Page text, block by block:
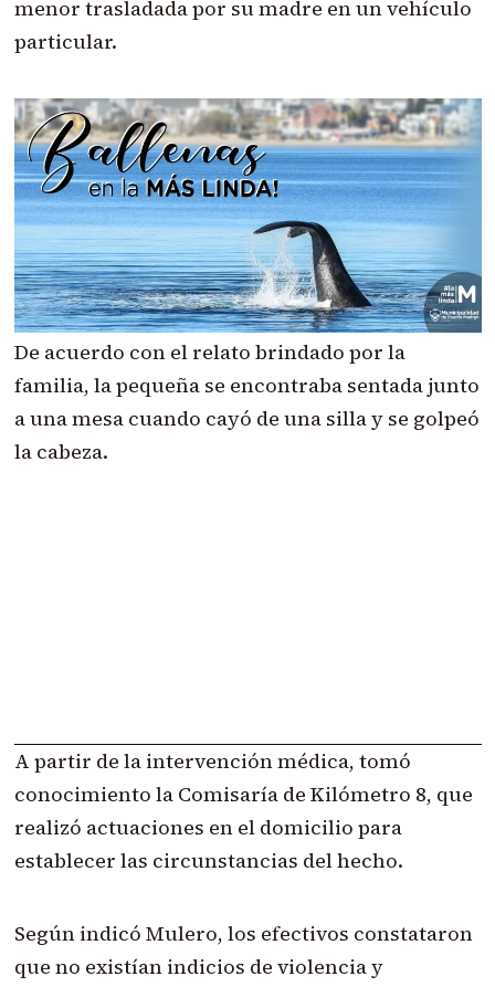
menor trasladada por su madre en un vehículo
particular.
De acuerdo con el relato brindado por la
familia, la pequeña se encontraba sentada junto
a una mesa cuando cayó de una silla y se golpeó
la cabeza.
A partir de la intervención médica, tomó
conocimiento la Comisaría de Kilómetro 8, que
realizó actuaciones en el domicilio para
establecer las circunstancias del hecho.
Según indicó Mulero, los efectivos constataron
que no existían indicios de violencia y